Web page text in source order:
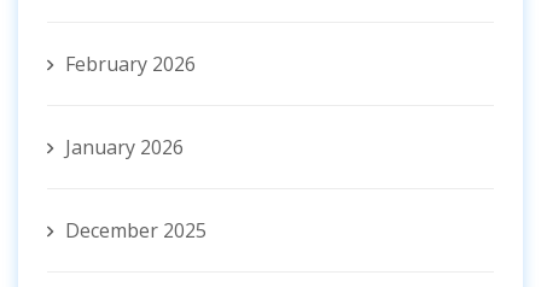
February 2026
January 2026
December 2025